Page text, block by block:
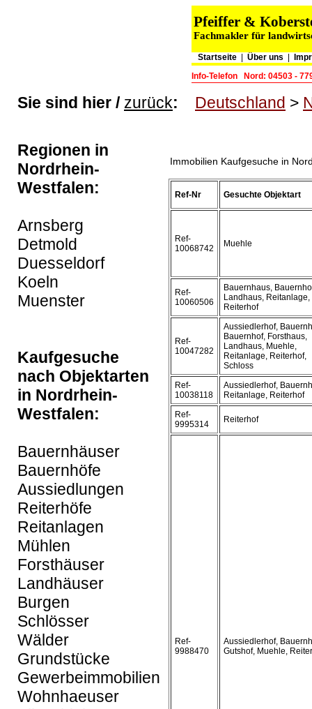
Pfeiffer &
Fachmakler für
Startseite| Über uns
Info-Telefon
Nord: 04503 -
Sie sind hier / zurück: Deutschland >
Regionen in
Nordrhein-
Westfalen:
Arnsberg
Detmold
Duesseldorf
Koeln
Muenster
Kaufgesuche
nach Objektarten
in Nordrhein-
Westfalen:
Bauernhäuser
Bauernhöfe
Aussiedlungen
Reiterhöfe
Reitanlagen
Mühlen
Forsthäuser
Landhäuser
Burgen
Schlösser
Wälder
Grundstücke
Gewerbeimmobilien
Wohnhaeuser
Immobilien Kaufgesuche in
Ref-Nr Gesuchte Objektart
Ref-
10068742
Muehle
Ref-
10060506
Bauernhaus,
Landhaus, Reitanlage,
Reiterhof
Ref-
10047282
Aussiedlerhof,
Bauernhof, Forsthaus,
Landhaus, Muehle,
Reitanlage, Reiterhof,
Schloss
Ref-
10038118
Aussiedlerhof,
Reitanlage, Reiterhof
Ref-
9995314
Reiterhof
Ref-
9988470
Aussiedlerhof,
Gutshof, Muehle,